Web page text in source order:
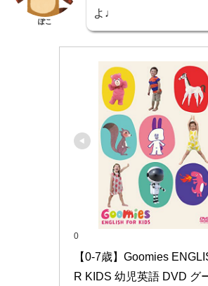
ぽこ
よ♩
0
【0-7歳】Goomies
R KIDS 幼児英語 DVD グ